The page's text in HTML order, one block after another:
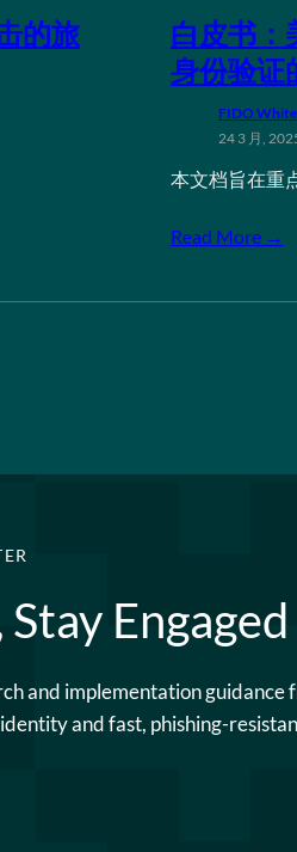
的旅
白皮书：
身份验证
FIDO
24 3 月,
本文档旨在重
Read More →
Engaged
and implementation guidance
and fast, phishing-